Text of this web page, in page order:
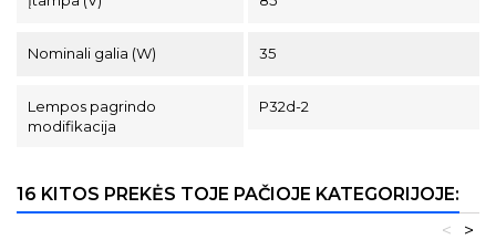
Nominali galia (W) 35
Lempos pagrindo
modifikacija
P32d-2
16 KITOS PREKĖS TOJE PAČIOJE KATEGORIJOJE:
>
<